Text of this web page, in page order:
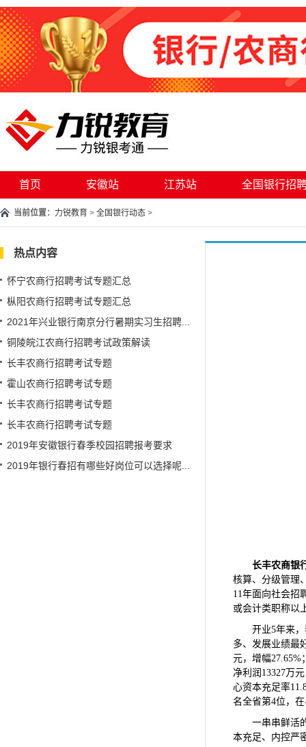
首页 安徽站 江苏站 全国银行招
当前位置： 力锐教育 > 全国银行动态 >
热点内容
怀宁农商行招聘考试专题汇总
枞阳农商行招聘考试专题汇总
2021年兴业银行南京分行暑期实习生招聘...
铜陵皖江农商行招聘考试政策解读
长丰农商行招聘考试专题
霍山农商行招聘考试专题
长丰农商行招聘考试专题
长丰农商行招聘考试专题
2019年安徽银行春季校园招聘报考要求
2019年银行春招有哪些好岗位可以选择呢...
长丰农商银
核算、分级管理
11年面向社会招
或会计类职称以
开业5年来
多、发展业绩最
元，增幅27.65%
净利润13327万
心资本充足率
名全省第4位，
一串串鲜活
本充足、内控严